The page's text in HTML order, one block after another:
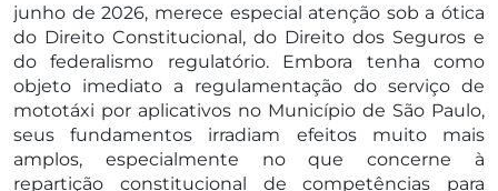
junho de 2026, merece especial atenção sob a ótica
do Direito Constitucional, do Direito dos Seguros e
do federalismo regulatório. Embora tenha como
objeto imediato a regulamentação do serviço de
mototáxi por aplicativos no Município de São Paulo,
seus fundamentos irradiam efeitos muito mais
amplos, especialmente no que concerne à
repartição constitucional de competências para